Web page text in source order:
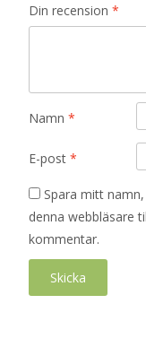
Din recension *
Namn *
E-post *
Spara mitt
denna webbläsare
kommentar.